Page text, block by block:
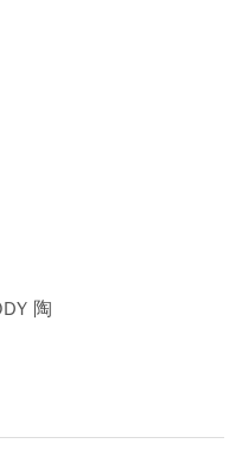
陶